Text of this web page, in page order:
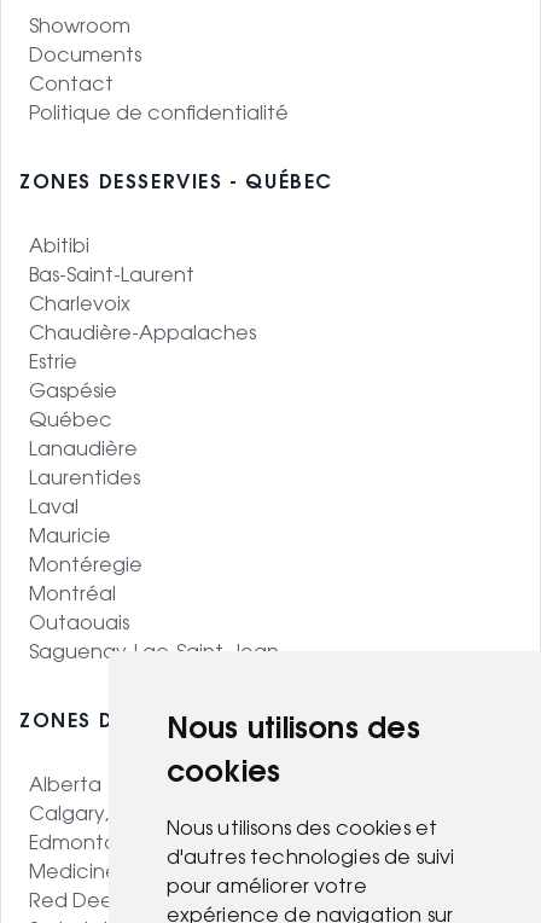
Nous utilisons des
cookies
Nous utilisons des cookies et
d'autres technologies de suivi
pour améliorer votre
expérience de navigation sur
Showroom
Documents
Contact
Politique de confidentialité
ZONES DESSERVIES - QUÉBEC
Abitibi
Bas-Saint-Laurent
Charlevoix
Chaudière-Appalaches
Estrie
Gaspésie
Québec
Lanaudière
Laurentides
Laval
Mauricie
Montéregie
Montréal
Outaouais
Saguenay-Lac-Saint-Jean
ZONES DESSERVIES - OUEST CANADIEN
Alberta
Calgary, AB
Edmonton, AB
Medicine Hat, AB
Red Deer, AB